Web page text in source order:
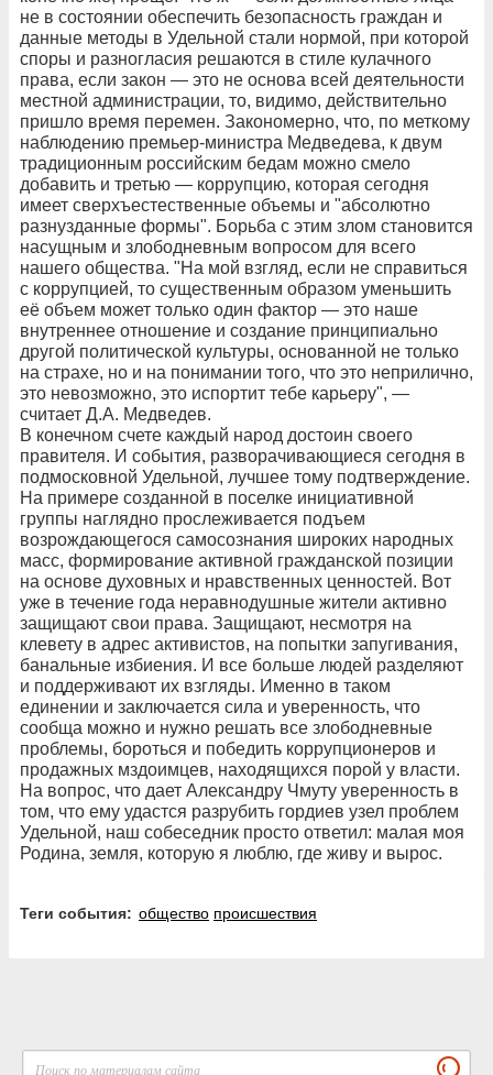
не в состоянии обеспечить безопасность граждан и
данные методы в Удельной стали нормой, при которой
споры и разногласия решаются в стиле кулачного
права, если закон — это не основа всей деятельности
местной администрации, то, видимо, действительно
пришло время перемен. Закономерно, что, по меткому
наблюдению премьер-министра Медведева, к двум
традиционным российским бедам можно смело
добавить и третью — коррупцию, которая сегодня
имеет сверхъестественные объемы и "абсолютно
разнузданные формы". Борьба с этим злом становится
насущным и злободневным вопросом для всего
нашего общества. "На мой взгляд, если не справиться
с коррупцией, то существенным образом уменьшить
её объем может только один фактор — это наше
внутреннее отношение и создание принципиально
другой политической культуры, основанной не только
на страхе, но и на понимании того, что это неприлично,
это невозможно, это испортит тебе карьеру", —
считает Д.А. Медведев.
В конечном счете каждый народ достоин своего
правителя. И события, разворачивающиеся сегодня в
подмосковной Удельной, лучшее тому подтверждение.
На примере созданной в поселке инициативной
группы наглядно прослеживается подъем
возрождающегося самосознания широких народных
масс, формирование активной гражданской позиции
на основе духовных и нравственных ценностей. Вот
уже в течение года неравнодушные жители активно
защищают свои права. Защищают, несмотря на
клевету в адрес активистов, на попытки запугивания,
банальные избиения. И все больше людей разделяют
и поддерживают их взгляды. Именно в таком
единении и заключается сила и уверенность, что
сообща можно и нужно решать все злободневные
проблемы, бороться и победить коррупционеров и
продажных мздоимцев, находящихся порой у власти.
На вопрос, что дает Александру Чмуту уверенность в
том, что ему удастся разрубить гордиев узел проблем
Удельной, наш собеседник просто ответил: малая моя
Родина, земля, которую я люблю, где живу и вырос.
Теги события: общество происшествия